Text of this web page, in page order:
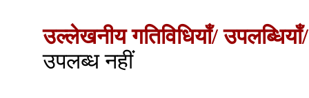
उल्लेखनीय गतिविधियाँ/ उपलब्धियाँ/
उपलब्ध नहीं